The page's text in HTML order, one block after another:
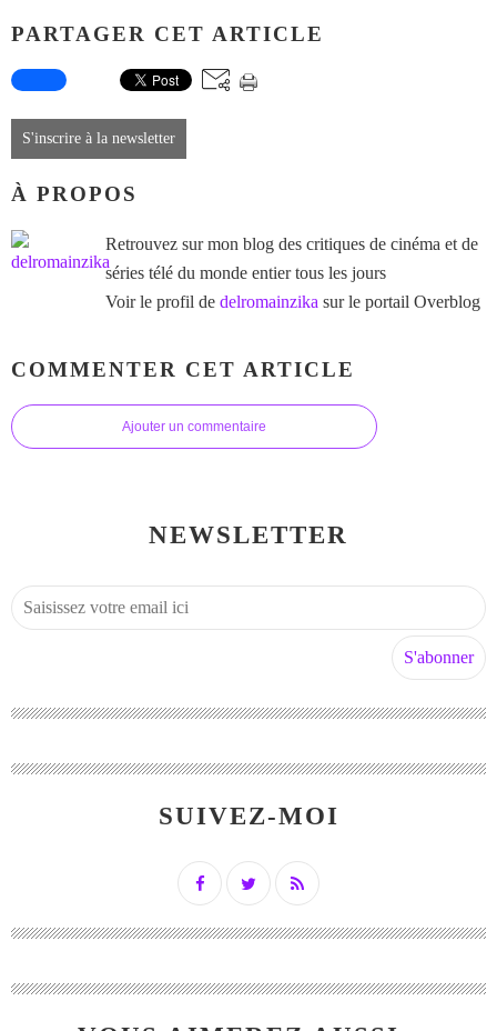
PARTAGER CET ARTICLE
S'inscrire à la newsletter
À PROPOS
Retrouvez sur mon blog des critiques de cinéma et de
séries télé du monde entier tous les jours
Voir le profil de delromainzika sur le portail Overblog
COMMENTER CET ARTICLE
Ajouter un commentaire
NEWSLETTER
SUIVEZ-MOI